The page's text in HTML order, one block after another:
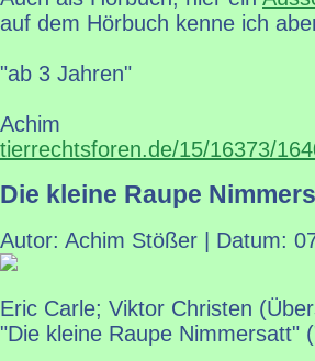
auf dem Hörbuch kenne ich
"ab 3 Jahren"
Achim
tierrechtsforen.de/15/16373/
Die kleine Raupe
Autor: Achim Stößer | Datum:
Eric Carle; Viktor Christen
"Die kleine Raupe Nimmersatt"